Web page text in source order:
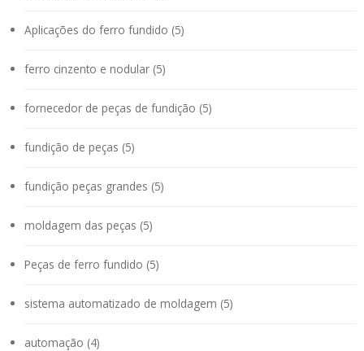
Aplicações do ferro fundido (5)
ferro cinzento e nodular (5)
fornecedor de peças de fundição (5)
fundição de peças (5)
fundição peças grandes (5)
moldagem das peças (5)
Peças de ferro fundido (5)
sistema automatizado de moldagem (5)
automação (4)